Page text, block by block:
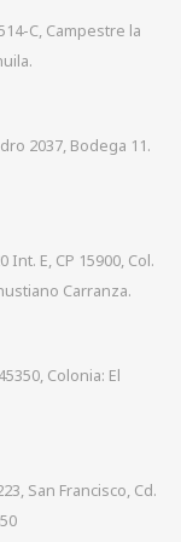
C, Campestre la
2037, Bodega 11.
E, CP 15900, Col.
Carranza.
Colonia: El
San Francisco, Cd.